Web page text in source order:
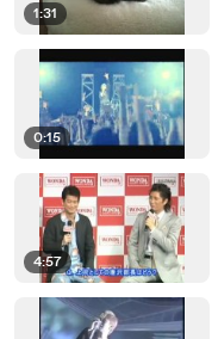
1:31
0:15
4:57